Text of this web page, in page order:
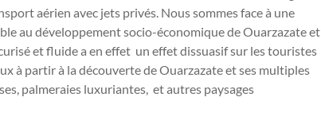
aérien avec jets privés. Nous sommes face à une
au développement socio-économique de Ouarzazate et
et fluide a en effet un effet dissuasif sur les touristes
à partir à la découverte de Ouarzazate et ses multiples
palmeraies luxuriantes, et autres paysages